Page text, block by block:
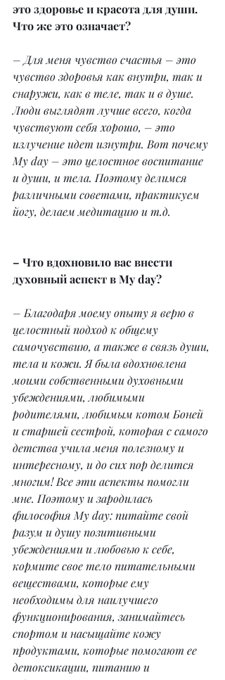
это здоровье и красота для души.
Что же это означает?
– Для меня чувство счастья – это
чувство здоровья как внутри, так и
снаружи, как в теле, так и в душе.
Люди выглядят лучше всего, когда
чувствуют себя хорошо, – это
излучение идет изнутри. Вот почему
My day – это целостное воспитание
и души, и тела. Поэтому делимся
различными советами, практикуем
йогу, делаем медитацию и т.д.
– Что вдохновило вас внести
духовный аспект в My day?
– Благодаря моему опыту я верю в
целостный подход к общему
самочувствию, а также в связь души,
тела и кожи. Я была вдохновлена
моими собственными духовными
убеждениями, любимыми
родителями, любимым котом Боней
и старшей сестрой, которая с самого
детства учила меня полезному и
интересному, и до сих пор делится
многим! Все эти аспекты помогли
мне. Поэтому и зародилась
философия My day: питайте свой
разум и душу позитивными
убеждениями и любовью к себе,
кормите свое тело питательными
веществами, которые ему
необходимы для наилучшего
функционирования, занимайтесь
спортом и насыщайте кожу
продуктами, которые помогают ее
детоксикации, питанию и